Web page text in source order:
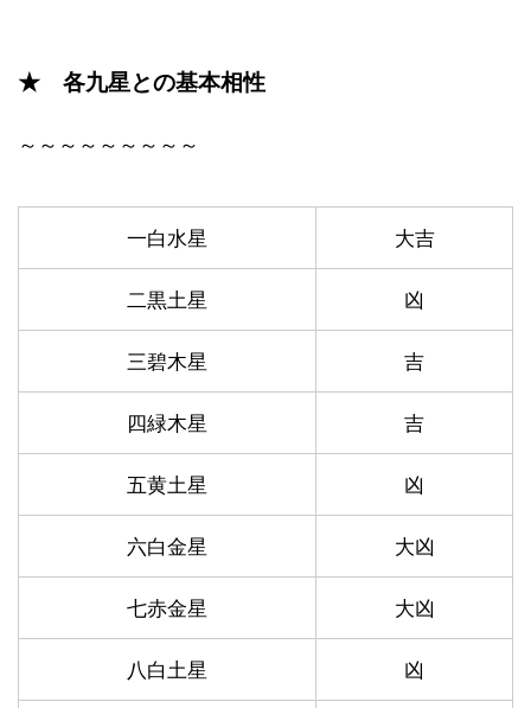
★ 各九星との基本相性
～～～～～～～～～
一白水星 大吉
二黒土星 凶
三碧木星 吉
四緑木星 吉
五黄土星 凶
六白金星 大凶
七赤金星 大凶
八白土星 凶